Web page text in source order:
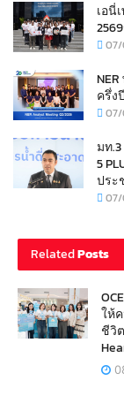
เอนี่
ครึ่ง
มท
5
ประ
RelatedPosts
ให้
ชีวิ